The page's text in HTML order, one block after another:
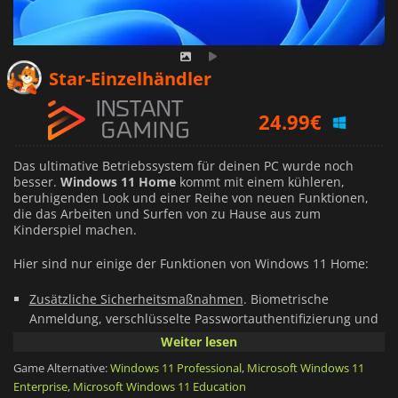
Star-Einzelhändler
24.99€
1.30€
Das ultimative Betriebssystem für deinen PC wurde noch
besser. Windows 11 Home kommt mit einem kühleren,
beruhigenden Look und einer Reihe von neuen Funktionen,
die das Arbeiten und Surfen von zu Hause aus zum
Kinderspiel machen.
Hier sind nur einige der Funktionen von Windows 11 Home:
Zusätzliche Sicherheitsmaßnahmen. Biometrische
Anmeldung, verschlüsselte Passwortauthentifizierung und
eine Vielzahl zusätzlicher Schutzmaßnahmen gegen
Mach das Beste aus deinem Desktop.Du kannst jetzt
Weiter lesen
Game Alternative:Windows 11 Professional, Microsoft Windows 11
Enterprise, Microsoft Windows 11 Education